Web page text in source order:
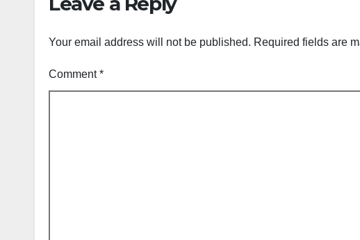
Your email address will not be published. Required fields are
Comment*